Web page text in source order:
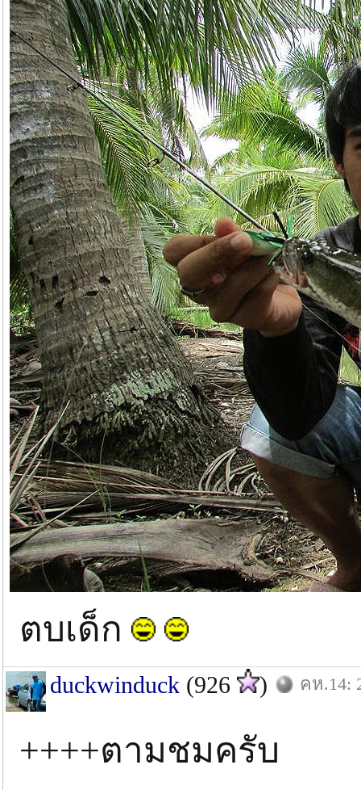
ตบเด็ก
duckwinduck (926 ) คห.14:
++++ตามชมครับ